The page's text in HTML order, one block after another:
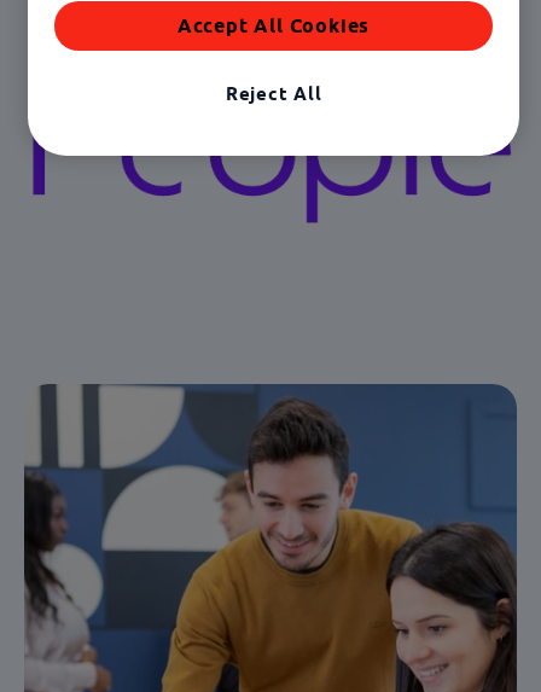
Reject All
Accept All Cookies